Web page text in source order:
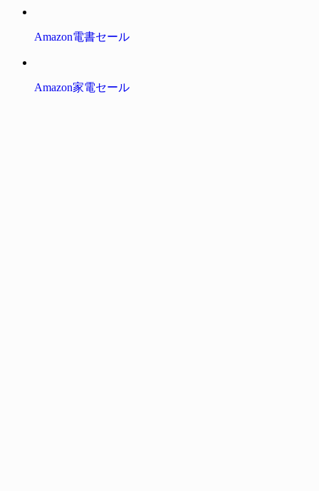
Amazon電書セール
Amazon家電セール